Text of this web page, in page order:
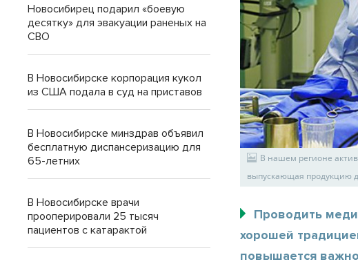
В нашем регионе
выпускающая продукцию
Проводить
хорошей
повышается
Новосибирец подарил «боевую
десятку» для эвакуации раненых на
СВО
В Новосибирске корпорация кукол
из США подала в суд на приставов
В Новосибирске минздрав объявил
бесплатную диспансеризацию для
65-летних
В Новосибирске врачи
прооперировали 25 тысяч
пациентов с катарактой